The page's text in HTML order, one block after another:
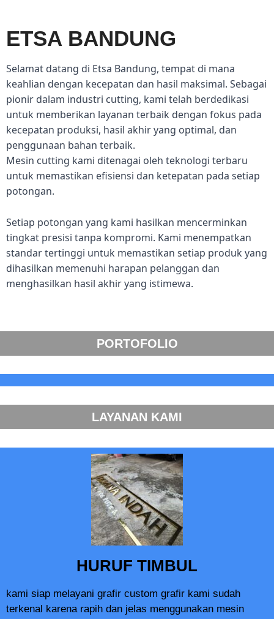
ETSA BANDUNG
Selamat datang di Etsa Bandung, tempat di mana
keahlian dengan kecepatan dan hasil maksimal. Sebagai
pionir dalam industri cutting, kami telah berdedikasi
untuk memberikan layanan terbaik dengan fokus pada
kecepatan produksi, hasil akhir yang optimal, dan
penggunaan bahan terbaik.
Mesin cutting kami ditenagai oleh teknologi terbaru
untuk memastikan efisiensi dan ketepatan pada setiap
potongan.
Setiap potongan yang kami hasilkan mencerminkan
tingkat presisi tanpa kompromi. Kami menempatkan
standar tertinggi untuk memastikan setiap produk yang
dihasilkan memenuhi harapan pelanggan dan
menghasilkan hasil akhir yang istimewa.
PORTOFOLIO
LAYANAN KAMI
HURUF TIMBUL
kami siap melayani grafir custom grafir kami sudah
terkenal karena rapih dan jelas menggunakan mesin